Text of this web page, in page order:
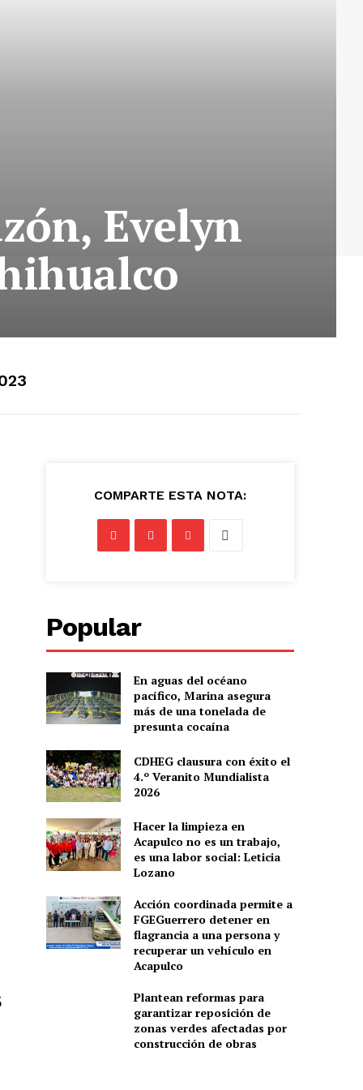
Evelyn
COMPARTE ESTA NOTA:
Popular
En aguas del océano
pacífico, Marina asegura
más de una tonelada de
presunta cocaína
CDHEG clausura con éxito el
4.º Veranito Mundialista
2026
Hacer la limpieza en
Acapulco no es un trabajo,
es una labor social: Leticia
Lozano
Acción coordinada permite a
FGEGuerrero detener en
flagrancia a una persona y
recuperar un vehículo en
Acapulco
Plantean reformas para
garantizar reposición de
zonas verdes afectadas por
construcción de obras